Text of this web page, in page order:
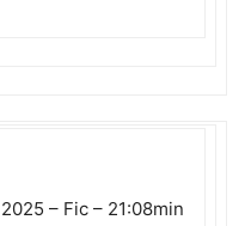
2025 – Fic – 21:08min